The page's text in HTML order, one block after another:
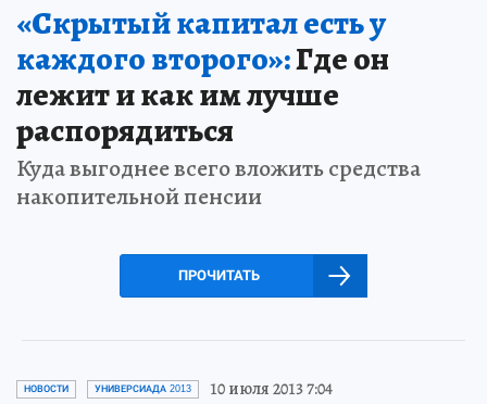
«Скрытый капитал есть у
каждого второго»:Где он
лежит и как им лучше
распорядиться
Куда выгоднее всего вложить средства
накопительной пенсии
ПРОЧИТАТЬ
НОВОСТИ УНИВЕРСИАДА 2013 10 июля 2013 7:04